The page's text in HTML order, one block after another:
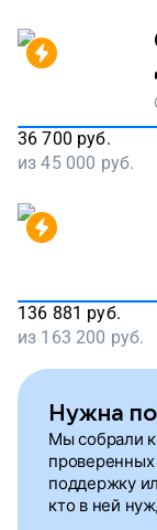
36 700 руб.
из45 000 руб.
136 881 руб.
из 163 200 руб.
Нужна
Мы собрали
поддержку
кто в ней